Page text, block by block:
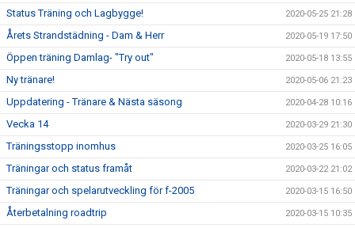
Status Träning och Lagbygge! 2020-05-25 21:28
Årets Strandstädning - Dam & Herr 2020-05-19 17:50
Öppen träning Damlag- "Try out" 2020-05-18 13:55
Ny tränare! 2020-05-06 21:23
Uppdatering - Tränare & Nästa säsong 2020-04-28 10:16
Vecka 14 2020-03-29 21:30
Träningsstopp inomhus 2020-03-25 16:05
Träningar och status framåt 2020-03-22 21:02
Träningar och spelarutveckling för f-2005 2020-03-15 16:50
Återbetalning roadtrip 2020-03-15 10:35